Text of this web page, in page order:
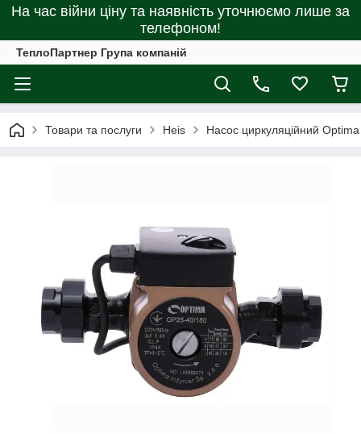
На час війни ціну та наявність уточнюємо лише за
телефоном!
ТеплоПартнер Група компаній
Товари та послуги Heis Насос циркуляційний